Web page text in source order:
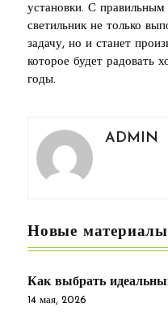
установки. С
светильник не только
задачу, но и станет
которое будет радовать
годы.
ADMIN
Новые
Как выбрать
14 мая, 2026